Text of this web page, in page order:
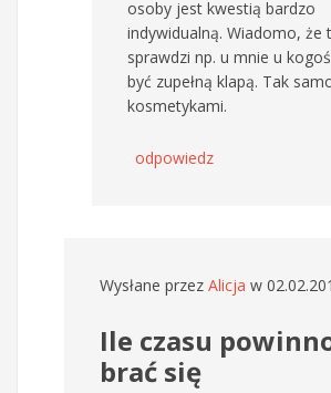
osoby jest kwestią bardzo
indywidualną. Wiadomo, że
sprawdzi np. u mnie u
być zupełną klapą. Tak
kosmetykami.
odpowiedz
Wysłane przez Alicja w
Ile czasu
brać się